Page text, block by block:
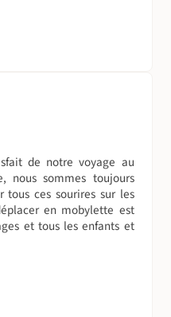
Ces plats se composent
accompagné avec du riz
Ce qui fait toute la
ces plats africains sont les
ces plats.
d'acheter de l'eau en
gourdes dans les puits
de vous munir
de notre voyage au
nous sommes toujours
ces sourires sur les
en mobylette est
et tous les enfants et